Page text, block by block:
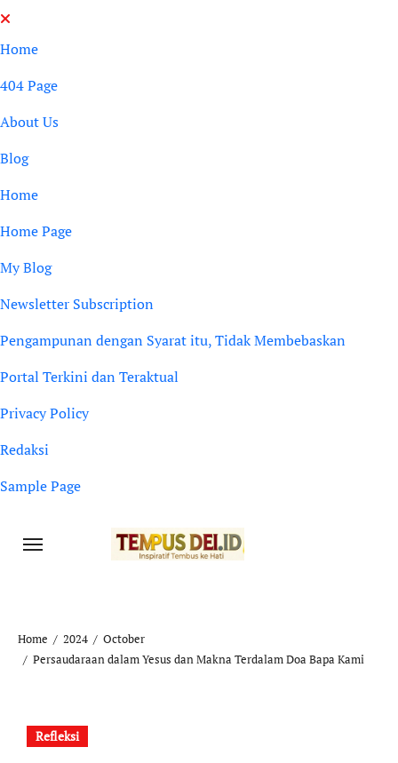
Skip
to
Home
404 Page
About Us
Blog
Home
Home Page
My Blog
Newsletter Subscription
Pengampunan dengan Syarat itu, Tidak Membebaskan
Portal Terkini dan Teraktual
Privacy Policy
Redaksi
Sample Page
Home 2024
October
Persaudaraan dalam Yesus dan Makna Terdalam Doa Bapa Kami
Refleksi